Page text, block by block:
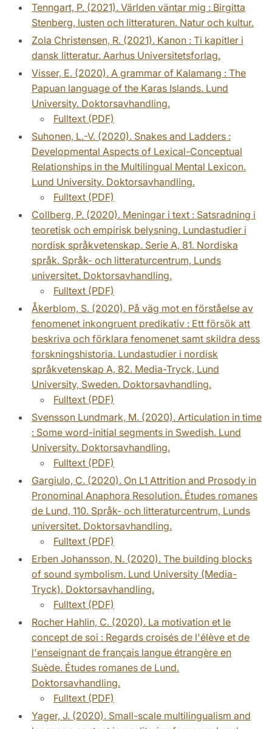
Tenngart, P. (2021). Världen väntar mig : Birgitta
Stenberg, lusten och litteraturen. Natur och kultur.
Zola Christensen, R. (2021). Kanon : Ti kapitler i
dansk litteratur. Aarhus Universitetsforlag.
Visser, E. (2020). A grammar of Kalamang : The
Papuan language of the Karas Islands. Lund
University. Doktorsavhandling.
Fulltext (PDF)
Suhonen, L.-V. (2020). Snakes and Ladders :
Developmental Aspects of Lexical-Conceptual
Relationships in the Multilingual Mental Lexicon.
Lund University. Doktorsavhandling.
Fulltext (PDF)
Collberg, P. (2020). Meningar i text : Satsradning i
teoretisk och empirisk belysning. Lundastudier i
nordisk språkvetenskap. Serie A, 81. Nordiska
språk. Språk- och litteraturcentrum, Lunds
universitet. Doktorsavhandling.
Fulltext (PDF)
Åkerblom, S. (2020). På väg mot en förståelse av
fenomenet inkongruent predikativ : Ett försök att
beskriva och förklara fenomenet samt skildra dess
forskningshistoria. Lundastudier i nordisk
språkvetenskap A, 82. Media-Tryck, Lund
University, Sweden. Doktorsavhandling.
Fulltext (PDF)
Svensson Lundmark, M. (2020). Articulation in time
: Some word-initial segments in Swedish. Lund
University. Doktorsavhandling.
Fulltext (PDF)
Gargiulo, C. (2020). On L1 Attrition and Prosody in
Pronominal Anaphora Resolution. Études romanes
de Lund, 110. Språk- och litteraturcentrum, Lunds
universitet. Doktorsavhandling.
Fulltext (PDF)
Erben Johansson, N. (2020). The building blocks
of sound symbolism. Lund University (Media-
Tryck). Doktorsavhandling.
Fulltext (PDF)
Rocher Hahlin, C. (2020). La motivation et le
concept de soi : Regards croisés de l'élève et de
l'enseignant de français langue étrangère en
Suède. Études romanes de Lund.
Doktorsavhandling.
Fulltext (PDF)
Yager, J. (2020). Small-scale multilingualism and